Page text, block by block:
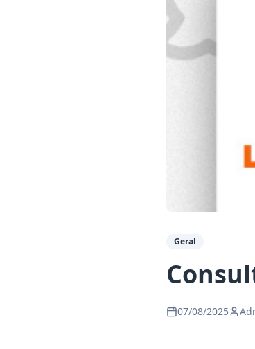
Geral
07/08/2025